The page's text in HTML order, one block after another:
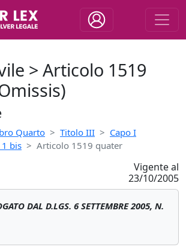
> Articolo 1519
Quarto Titolo III
Capo I
1 bis Articolo 1519 quater
Vigente al
23/10/2005
DAL D.LGS. 6 SETTEMBRE 2005, N.